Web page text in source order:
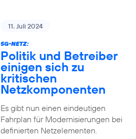
11. Juli 2024
5G-NETZ:
Politik und Betreiber
einigen sich zu
kritischen
Netzkomponenten
Es gibt nun einen eindeutigen
Fahrplan für Modernisierungen bei
definierten Netzelementen.